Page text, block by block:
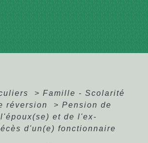
> Famille - Scolarité
réversion > Pension de
et de l'ex-
d'un(e) fonctionnaire